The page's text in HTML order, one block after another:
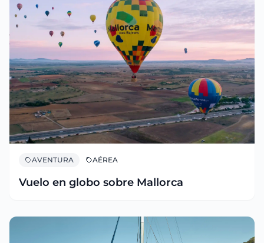
AVENTURA AÉREA
Vuelo en globo sobre Mallorca